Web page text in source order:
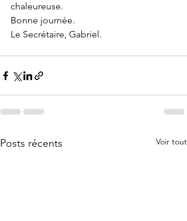
chaleureuse.
Bonne journée.
Le Secrétaire, Gabriel.
Posts récents Voir tout